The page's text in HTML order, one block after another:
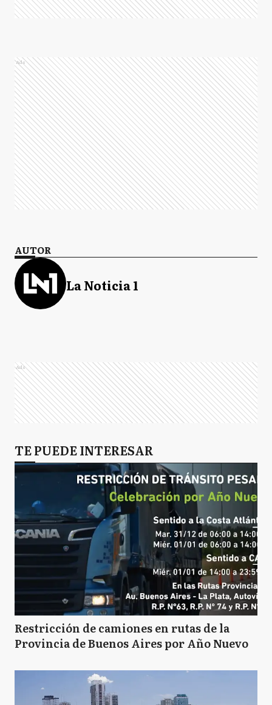
Ads
AUTOR
La Noticia 1
Ads
TE PUEDE INTERESAR
Restricción de camiones en rutas de la
Provincia de Buenos Aires por Año Nuevo